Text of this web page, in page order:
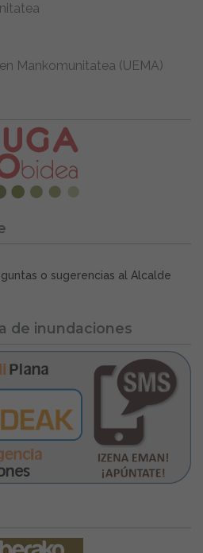
Mankomunitatea (UEMA)
o sugerencias al Alcalde
de inundaciones